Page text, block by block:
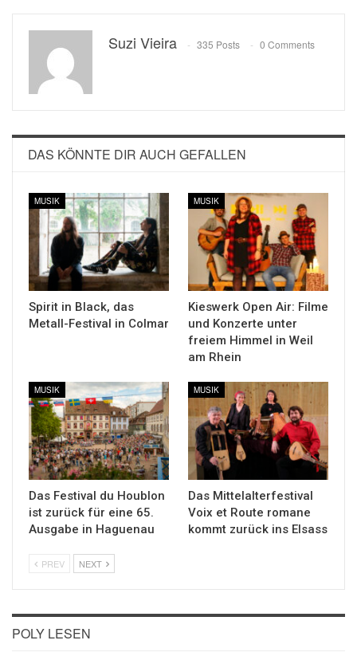
Suzi Vieira 335 Posts 0 Comments
DAS KÖNNTE DIR AUCH GEFALLEN
MUSIK
Spirit in Black, das
Metall-Festival in Colmar
MUSIK
Kieswerk Open Air: Filme
und Konzerte unter
freiem Himmel in Weil
am Rhein
MUSIK
Das Festival du Houblon
ist zurück für eine 65.
Ausgabe in Haguenau
MUSIK
Das Mittelalterfestival
Voix et Route romane
kommt zurück ins Elsass
PREV NEXT
POLY LESEN